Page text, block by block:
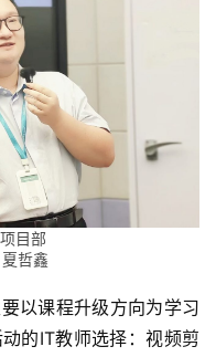
目部
哲鑫
以课程升级方向为学习
的IT教师选择：视频剪